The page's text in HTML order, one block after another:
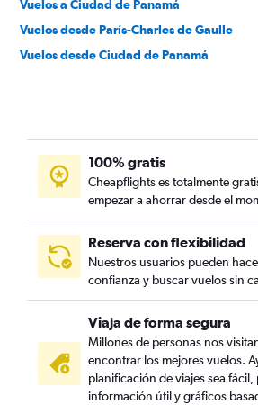
Vuelos a Ciudad de Panamá
Vuelos desde París-Charles de Gaulle
Vuelos desde Ciudad de Panamá
100% gratis
Cheapflights es totalmente
empezar a ahorrar desde el
Reserva con flexibilidad
Nuestros usuarios pueden
confianza y buscar vuelos sin
Viaja de forma segura
Millones de personas nos
encontrar los mejores vuelos.
planificación de viajes sea
información útil y gráficos